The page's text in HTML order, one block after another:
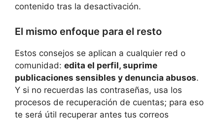
contenido tras la desactivación.
El mismo enfoque para el resto
Estos consejos se aplican a cualquier red o
comunidad: edita el perfil, suprime
publicaciones sensibles y denuncia abusos.
Y si no recuerdas las contraseñas, usa los
procesos de recuperación de cuentas; para eso
te será útil recuperar antes tus correos